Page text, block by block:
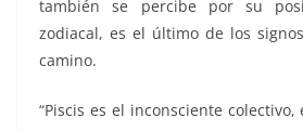
también se percibe por su
zodiacal, es el último de los
camino.
“Piscis es el inconsciente